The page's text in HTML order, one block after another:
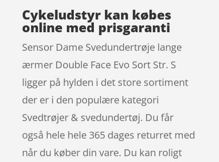
Cykeludstyr kan købes
online med prisgaranti
Sensor Dame Svedundertrøje lange
ærmer Double Face Evo Sort Str. S
ligger på hylden i det store sortiment
der er i den populære kategori
Svedtrøjer & svedundertøj. Du får
også hele hele 365 dages returret med
når du køber din vare. Du kan roligt